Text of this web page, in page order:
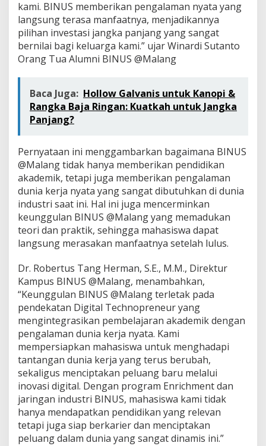
kami. BINUS memberikan pengalaman nyata yang
langsung terasa manfaatnya, menjadikannya
pilihan investasi jangka panjang yang sangat
bernilai bagi keluarga kami.” ujar Winardi Sutanto
Orang Tua Alumni BINUS @Malang
Baca Juga: Hollow Galvanis untuk Kanopi &
Rangka Baja Ringan: Kuatkah untuk Jangka
Panjang?
Pernyataan ini menggambarkan bagaimana BINUS
@Malang tidak hanya memberikan pendidikan
akademik, tetapi juga memberikan pengalaman
dunia kerja nyata yang sangat dibutuhkan di dunia
industri saat ini. Hal ini juga mencerminkan
keunggulan BINUS @Malang yang memadukan
teori dan praktik, sehingga mahasiswa dapat
langsung merasakan manfaatnya setelah lulus.
Dr. Robertus Tang Herman, S.E., M.M., Direktur
Kampus BINUS @Malang, menambahkan,
“Keunggulan BINUS @Malang terletak pada
pendekatan Digital Technopreneur yang
mengintegrasikan pembelajaran akademik dengan
pengalaman dunia kerja nyata. Kami
mempersiapkan mahasiswa untuk menghadapi
tantangan dunia kerja yang terus berubah,
sekaligus menciptakan peluang baru melalui
inovasi digital. Dengan program Enrichment dan
jaringan industri BINUS, mahasiswa kami tidak
hanya mendapatkan pendidikan yang relevan
tetapi juga siap berkarier dan menciptakan
peluang dalam dunia yang sangat dinamis ini.”